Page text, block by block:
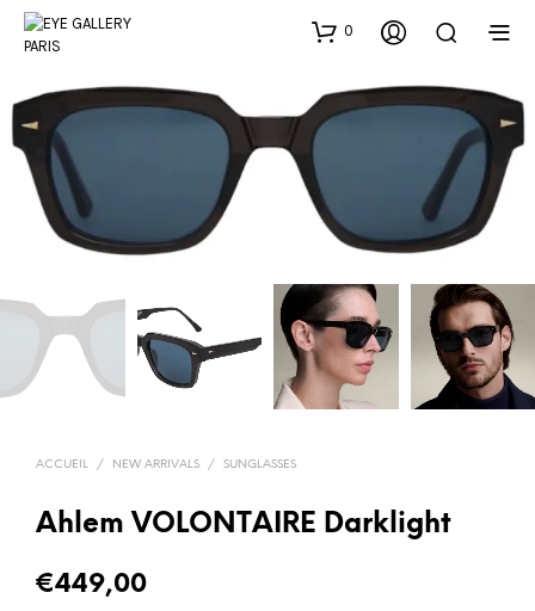
0
ACCUEIL / NEW ARRIVALS / SUNGLASSES
Ahlem VOLONTAIRE Darklight
€449,00